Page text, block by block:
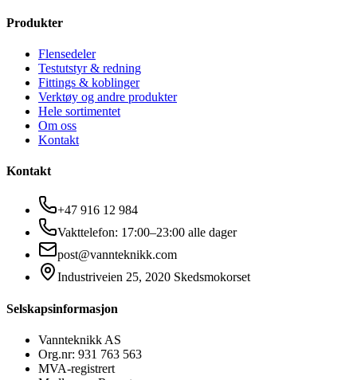
Produkter
Flensedeler
Testutstyr & redning
Fittings & koblinger
Verktøy og andre produkter
Hele sortimentet
Om oss
Kontakt
Kontakt
+47 916 12 984
Vakttelefon: 17:00–23:00 alle dager
post@vannteknikk.com
Industriveien 25, 2020 Skedsmokorset
Selskapsinformasjon
Vannteknikk AS
Org.nr: 931 763 563
MVA-registrert